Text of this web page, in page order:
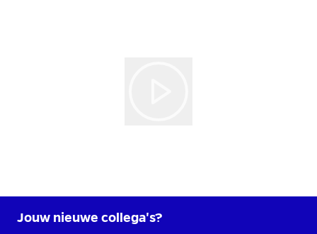
Jouw nieuwe collega's?